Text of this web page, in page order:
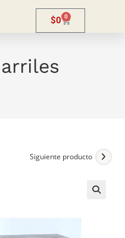
Contacto
$0 0
Siguiente producto